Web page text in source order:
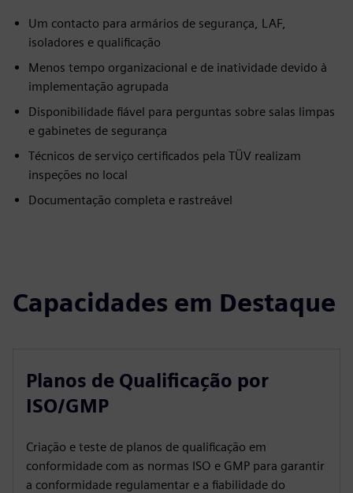
Um contacto para armários de segurança, LAF,
isoladores e qualificação
Menos tempo organizacional e de inatividade devido à
implementação agrupada
Disponibilidade fiável para perguntas sobre salas limpas
e gabinetes de segurança
Técnicos de serviço certificados pela TÜV realizam
inspeções no local
Documentação completa e rastreável
Capacidades em Destaque
Planos de Qualificação por
ISO/GMP
Criação e teste de planos de qualificação em
conformidade com as normas ISO e GMP para garantir
a conformidade regulamentar e a fiabilidade do